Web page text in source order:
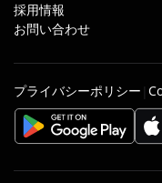
採用情報
お問い合わせ
プライバシーポリシー |